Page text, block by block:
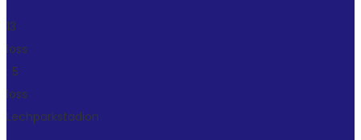
13
loss
: 5
loss
Lechparkstadion